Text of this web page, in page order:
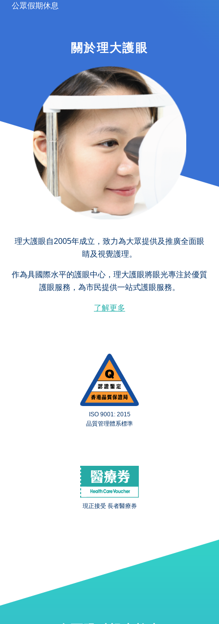
公眾假期休息
關於理大護眼
理大護眼自2005年成立，致力為大眾提供及推廣全面眼
睛及視覺護理。
作為具國際水平的護眼中心，理大護眼將眼光專注於優質
護眼服務，為市民提供一站式護眼服務。
了解更多
ISO 9001: 2015
品質管理體系標準
現正接受 長者醫療券